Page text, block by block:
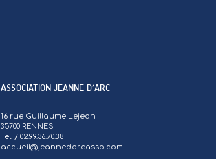
ASSOCIATION JEANNE D’ARC
16 rue Guillaume Lejean
35700 RENNES
Tel. / 02.99.36.70.38
accueil@jeannedarcasso.com